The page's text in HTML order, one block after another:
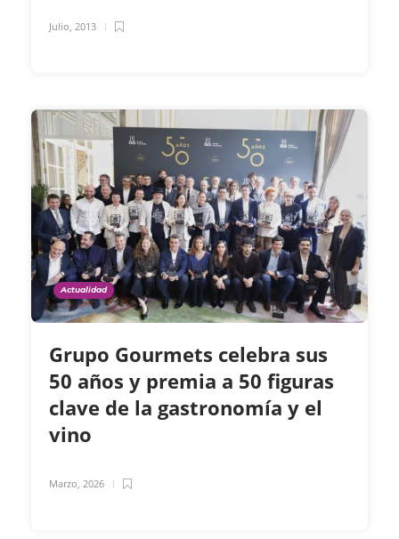
Julio, 2013
Actualidad
Grupo Gourmets celebra sus
50 años y premia a 50 figuras
clave de la gastronomía y el
vino
Marzo, 2026